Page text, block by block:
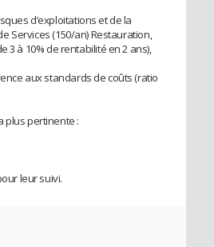
d’exploitations et de la
Services (150/an) Restauration,
3 à 10% de rentabilité en 2 ans),
aux standards de coûts (ratio
plus pertinente :
leur suivi.